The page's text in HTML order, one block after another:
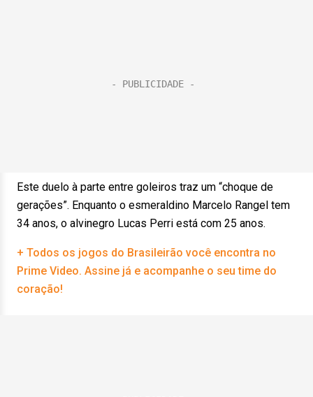
Este duelo à parte entre goleiros traz um “choque de
gerações”. Enquanto o esmeraldino Marcelo Rangel tem
34 anos, o alvinegro Lucas Perri está com 25 anos.
+ Todos os jogos do Brasileirão você encontra no
Prime Video. Assine já e acompanhe o seu time do
coração!